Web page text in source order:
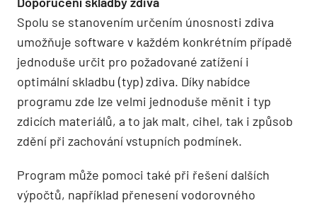
Spolu se stanovením určením únosnosti zdiva
umožňuje software v každém konkrétním případě
jednoduše určit pro požadované zatížení i
optimální skladbu (typ) zdiva. Díky nabídce
programu zde lze velmi jednoduše měnit i typ
zdicích materiálů, a to jak malt, cihel, tak i způsob
zdění při zachování vstupních podmínek.
Program může pomoci také při řešení dalších
výpočtů, například přenesení vodorovného